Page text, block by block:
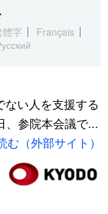
Русский
體字
Français
い人を支援する
、参院本会議で...
（外部サイト）